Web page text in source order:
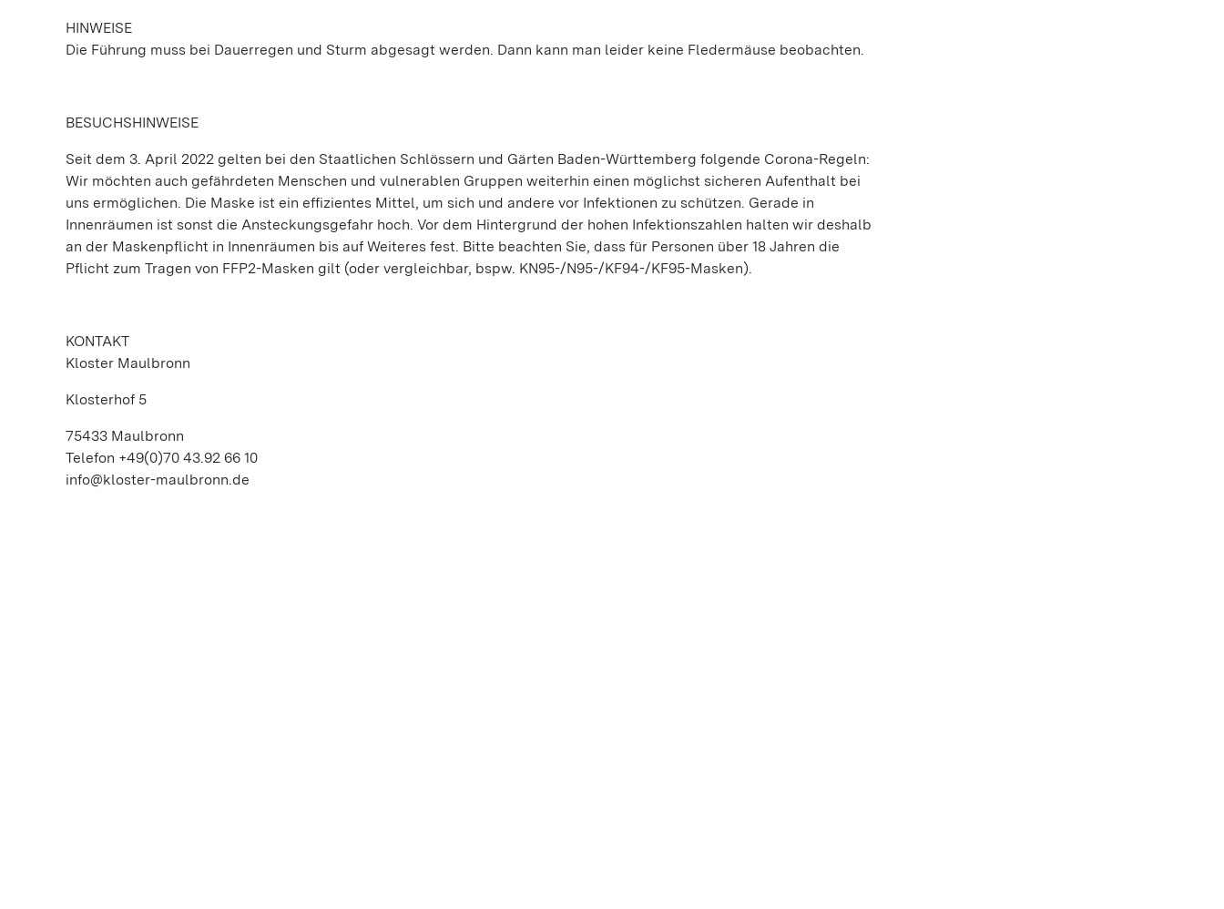
HINWEISE
Die Führung muss bei Dauerregen und Sturm abgesagt werden. Dann kann man leider keine Fledermäuse beobachten.
BESUCHSHINWEISE
Seit dem 3. April 2022 gelten bei den Staatlichen Schlössern und Gärten Baden-Württemberg folgende Corona-Regeln:
Wir möchten auch gefährdeten Menschen und vulnerablen Gruppen weiterhin einen möglichst sicheren Aufenthalt bei
uns ermöglichen. Die Maske ist ein effizientes Mittel, um sich und andere vor Infektionen zu schützen. Gerade in
Innenräumen ist sonst die Ansteckungsgefahr hoch. Vor dem Hintergrund der hohen Infektionszahlen halten wir deshalb
an der Maskenpflicht in Innenräumen bis auf Weiteres fest. Bitte beachten Sie, dass für Personen über 18 Jahren die
Pflicht zum Tragen von FFP2-Masken gilt (oder vergleichbar, bspw. KN95-/N95-/KF94-/KF95-Masken).
KONTAKT
Kloster Maulbronn
Klosterhof 5
75433 Maulbronn
Telefon +49(0)70 43.92 66 10
info@kloster-maulbronn.de